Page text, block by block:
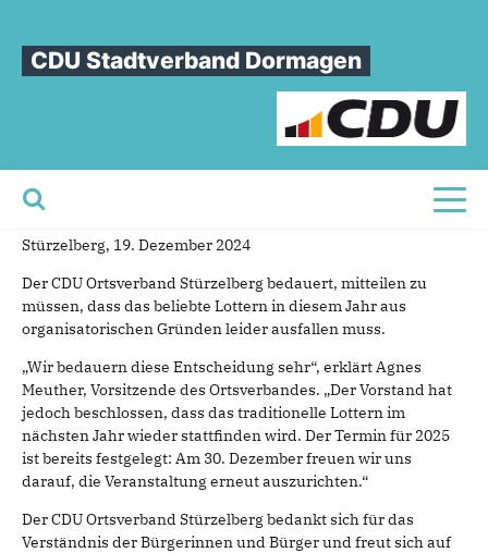
CDU Stadtverband Dormagen
Sie sind hier
PresseinfoCDUOrtsverband
20.12.2024
Beliebtes Lottern fällt dieses Jahr aus
Stürzelberg, 19. Dezember 2024
Der CDU Ortsverband Stürzelberg bedauert, mitteilen zu
müssen, dass das beliebte Lottern in diesem Jahr aus
organisatorischen Gründen leider ausfallen muss.
„Wir bedauern diese Entscheidung sehr“, erklärt Agnes
Meuther, Vorsitzende des Ortsverbandes. „Der Vorstand hat
jedoch beschlossen, dass das traditionelle Lottern im
nächsten Jahr wieder stattfinden wird. Der Termin für 2025
ist bereits festgelegt: Am 30. Dezember freuen wir uns
darauf, die Veranstaltung erneut auszurichten.“
Der CDU Ortsverband Stürzelberg bedankt sich für das
Verständnis der Bürgerinnen und Bürger und freut sich auf